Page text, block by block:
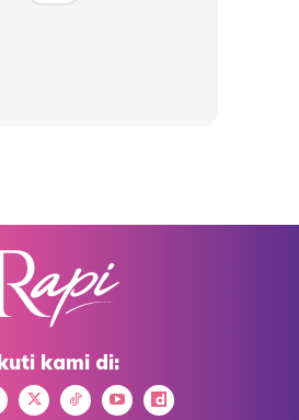
meresap masuk ke dalam kulit
dengan
kami di: